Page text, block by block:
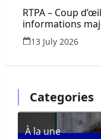
RTPA – Coup
informations
juillet 2026
13 July 2026
Categories
À la une